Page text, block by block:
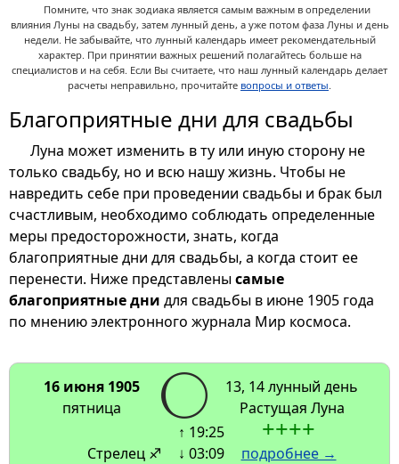
Помните, что знак зодиака является самым важным в определении
влияния Луны на свадьбу, затем лунный день, а уже потом фаза Луны и день
недели. Не забывайте, что лунный календарь имеет рекомендательный
характер. При принятии важных решений полагайтесь больше на
специалистов и на себя. Если Вы считаете, что наш лунный календарь делает
расчеты неправильно, прочитайте вопросы и ответы
Благоприятные дни для свадьбы
Луна может изменить в ту или иную сторону не
только свадьбу, но и всю нашу жизнь. Чтобы не
навредить себе при проведении свадьбы и брак был
счастливым, необходимо соблюдать определенные
меры предосторожности, знать, когда
благоприятные дни для свадьбы, а когда стоит ее
перенести. Ниже представленысамые
благоприятные дни для свадьбы в июне 1905 года
по мнению электронного журнала Мир космоса.
16 июня 1905
пятница
13, 14 лунный день
Растущая Луна
Стрелец ♐
↑ 19:25
↓ 03:09
++++
подробнее →